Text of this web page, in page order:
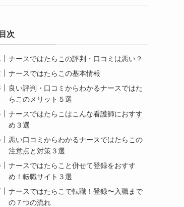
目次
ナースではたらこの評判・口コミは悪い？
ナースではたらこの基本情報
良い評判・口コミからわかるナースではた
らこのメリット５選
ナースではたらこはこんな看護師におすす
め３選
悪い口コミからわかるナースではたらこの
注意点と対策３選
ナースではたらこと併せて登録をおすす
め！転職サイト３選
ナースではたらこで転職！登録〜入職まで
の７つの流れ